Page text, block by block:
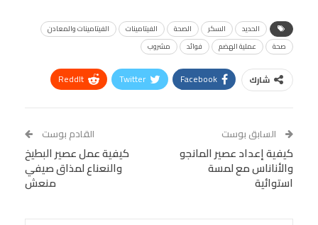
الحديد السكر الصحة الفيتامينات
الفيتامينات والمعادن
صحة
عملية الهضم فوائد مشروب
شارك Facebook
Twitter
ReddIt
Tumblr
البريد الإلكتروني
StumbleUpon
VK
Digg
LINE
BlackBerry
Viber
السابق بوست
كيفية إعداد عصير المانجو
والأناناس مع لمسة
استوائية
القادم بوست
كيفية عمل عصير البطيخ
والنعناع لمذاق صيفي
منعش